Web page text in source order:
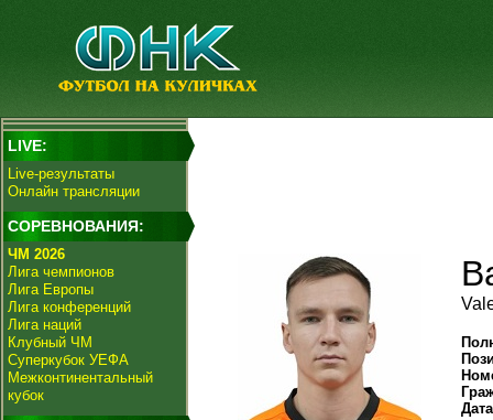
LIVE:
Live-результаты
Онлайн трансляции
СОРЕВНОВАНИЯ:
ЧМ 2026
Лига чемпионов
Лига Европы
Лига конференций
Лига наций
Клубный ЧМ
Суперкубок УЕФА
Межконтинентальный
кубок